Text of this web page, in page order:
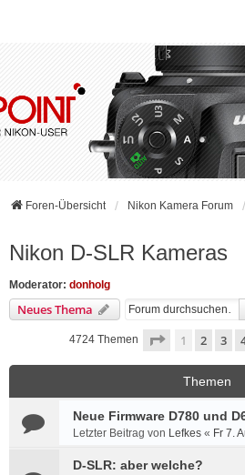
Foren-Übersicht Nikon Kamera Forum
Nikon D-SLR Kameras
Moderator: donholg
Neues Thema
4724 Themen Seite 1von
1 2 3
Themen
Neue Firmware D780 und
Letzter Beitrag von Lefkes « Fr 7.
D-SLR: aber welche?